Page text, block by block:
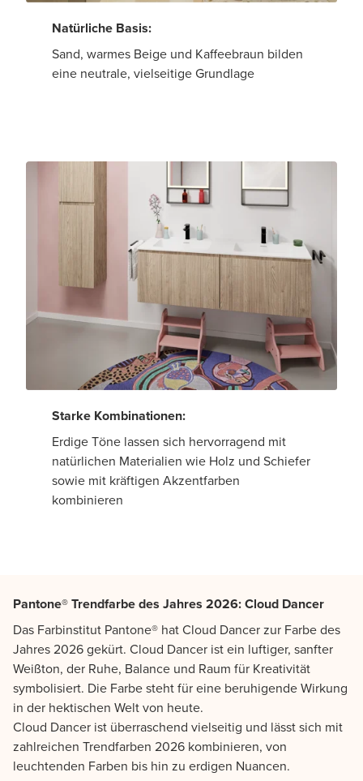
Natürliche Basis:
Sand, warmes Beige und Kaffeebraun bilden
eine neutrale, vielseitige Grundlage
Starke Kombinationen:
Erdige Töne lassen sich hervorragend mit
natürlichen Materialien wie Holz und Schiefer
sowie mit kräftigen Akzentfarben
kombinieren
Pantone® Trendfarbe des Jahres 2026: Cloud Dancer
Das Farbinstitut Pantone® hat Cloud Dancer zur Farbe des
Jahres 2026 gekürt. Cloud Dancer ist ein luftiger, sanfter
Weißton, der Ruhe, Balance und Raum für Kreativität
symbolisiert. Die Farbe steht für eine beruhigende Wirkung
in der hektischen Welt von heute.
Cloud Dancer ist überraschend vielseitig und lässt sich mit
zahlreichen Trendfarben 2026 kombinieren, von
leuchtenden Farben bis hin zu erdigen Nuancen.